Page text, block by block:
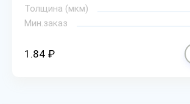
Толщина (мкм)
Мин.заказ
1.84 ₽